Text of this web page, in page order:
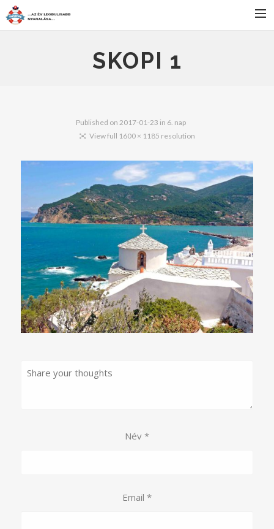
SEARCH
SKOPI 1
Published on 2017-01-23 in 6. nap
View full 1600 × 1185 resolution
Név *
Email *